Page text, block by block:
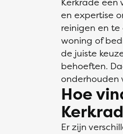
en expertise
reinigen en te
woning of
de juiste
behoeften.
onderhouden
Hoe
Er zijn